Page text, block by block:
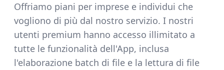
Offriamo piani per imprese e individui che
vogliono di più dal nostro servizio. I nostri
utenti premium hanno accesso illimitato a
tutte le funzionalità dell'App, inclusa
l'elaborazione batch di file e la lettura di file